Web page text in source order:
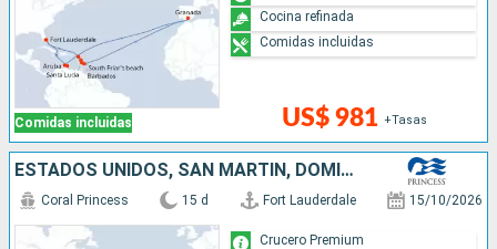
Comidas incluidas US$ 981 +Tasas
Cocina refinada
Comidas incluidas
ESTADOS UNIDOS, SAN MARTÍN, DOMINICA, GRENADA, CUBA, ARUBA
Coral Princess 15 d Fort Lauderdale 15/10/2026
Crucero Premium